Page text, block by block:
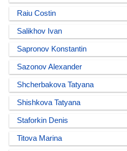
Raiu Costin
Salikhov Ivan
Sapronov Konstantin
Sazonov Alexander
Shcherbakova Tatyana
Shishkova Tatyana
Staforkin Denis
Titova Marina